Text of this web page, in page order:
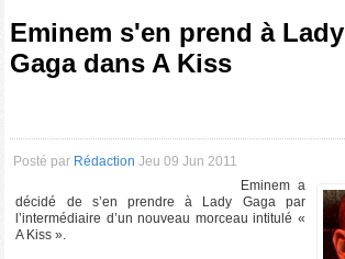
Eminem s'en prend à Lady
Gaga dans A Kiss
Posté par Rédaction Jeu 09 Jun 2011
Eminem a
décidé de s’en prendre à Lady Gaga par
l’intermédiaire d’un nouveau morceau intitulé «
A Kiss ».